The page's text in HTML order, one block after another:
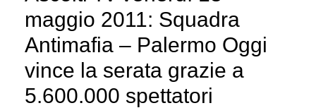
maggio 2011: Squadra
Antimafia – Palermo Oggi
vince la serata grazie a
5.600.000 spettatori